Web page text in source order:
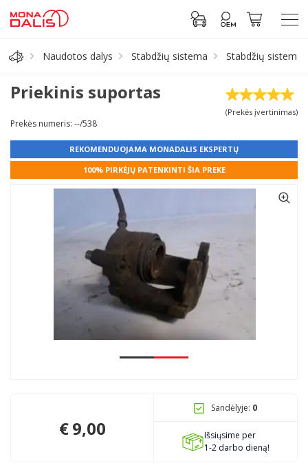
Antifrizas
Akumuliatorius
Prisijungti prie paskyros
Pagojo k., Uosių g. 124, Kelmės raj.
+370 68306302
Naudotos dalys Stabdžių sistema Stabdžių
Priekinis suportas
(Prekės įvertinimas)
Prekės numeris: --/538
REKOMENDUOJAMA MONADALIS EKSPERTŲ
100% PIRKĖJŲ PATENKINTI ŠIA PREKE
€9,00
Sandėlyje: 0
Išsiųsime per
1-2 darbo dieną!